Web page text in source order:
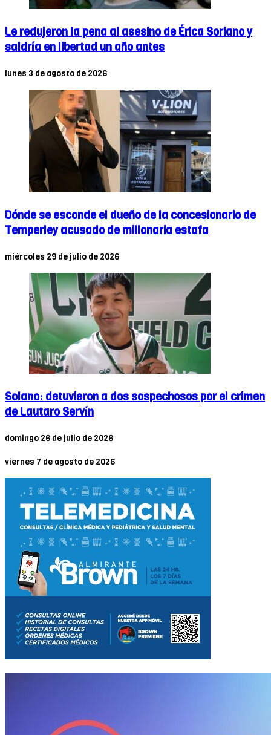
Le redujeron la pena al asesino de Érica Soriano y
saldría en libertad un año antes
lunes 3 de agosto de 2026
Dónde se esconde el dueño de la concesionario de
Temperley acusado de millonaria estafa
miércoles 29 de julio de 2026
Solano: detuvieron a dos sospechosos por el crimen
de Lautaro Servín
domingo 26 de julio de 2026
viernes 7 de agosto de 2026